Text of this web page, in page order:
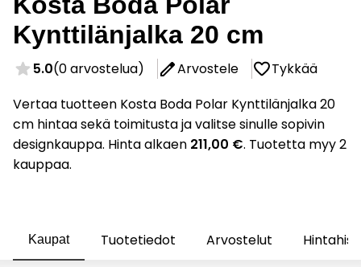
Kynttilänjalka 20 cm
5.0(0 arvostelua) Arvostele
Tykkää
Vertaa tuotteen Kosta Boda Polar Kynttilänjalka 20
cm hintaa sekä toimitusta ja valitse sinulle sopivin
designkauppa. Hinta alkaen 211,00 €. Tuotetta myy 2
kauppaa.
Kaupat Tuotetiedot Arvostelut